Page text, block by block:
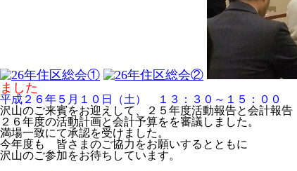
ました
平成２６年５月１０日（土） １３：３０～１５：００
沢山のご来賓をお迎えして、２５年度活動報告と会計報告
２６年度の活動計画と会計予算をを審議しました。
満場一致にて承認を受けました。
今年度も 皆さまのご協力をお願いするとともに
沢山のご参加をお待ちしています。